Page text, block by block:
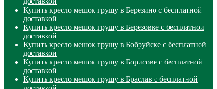
Купить кресло мешок грушу в Березино с бесплатной
доставкой
Купить кресло мешок грушу в Берёзовке с бесплатной
доставкой
Купить кресло мешок грушу в Бобруйске с бесплатной
доставкой
Купить кресло мешок грушу в Борисове с бесплатной
доставкой
Купить кресло мешок грушу в Браслав с бесплатной